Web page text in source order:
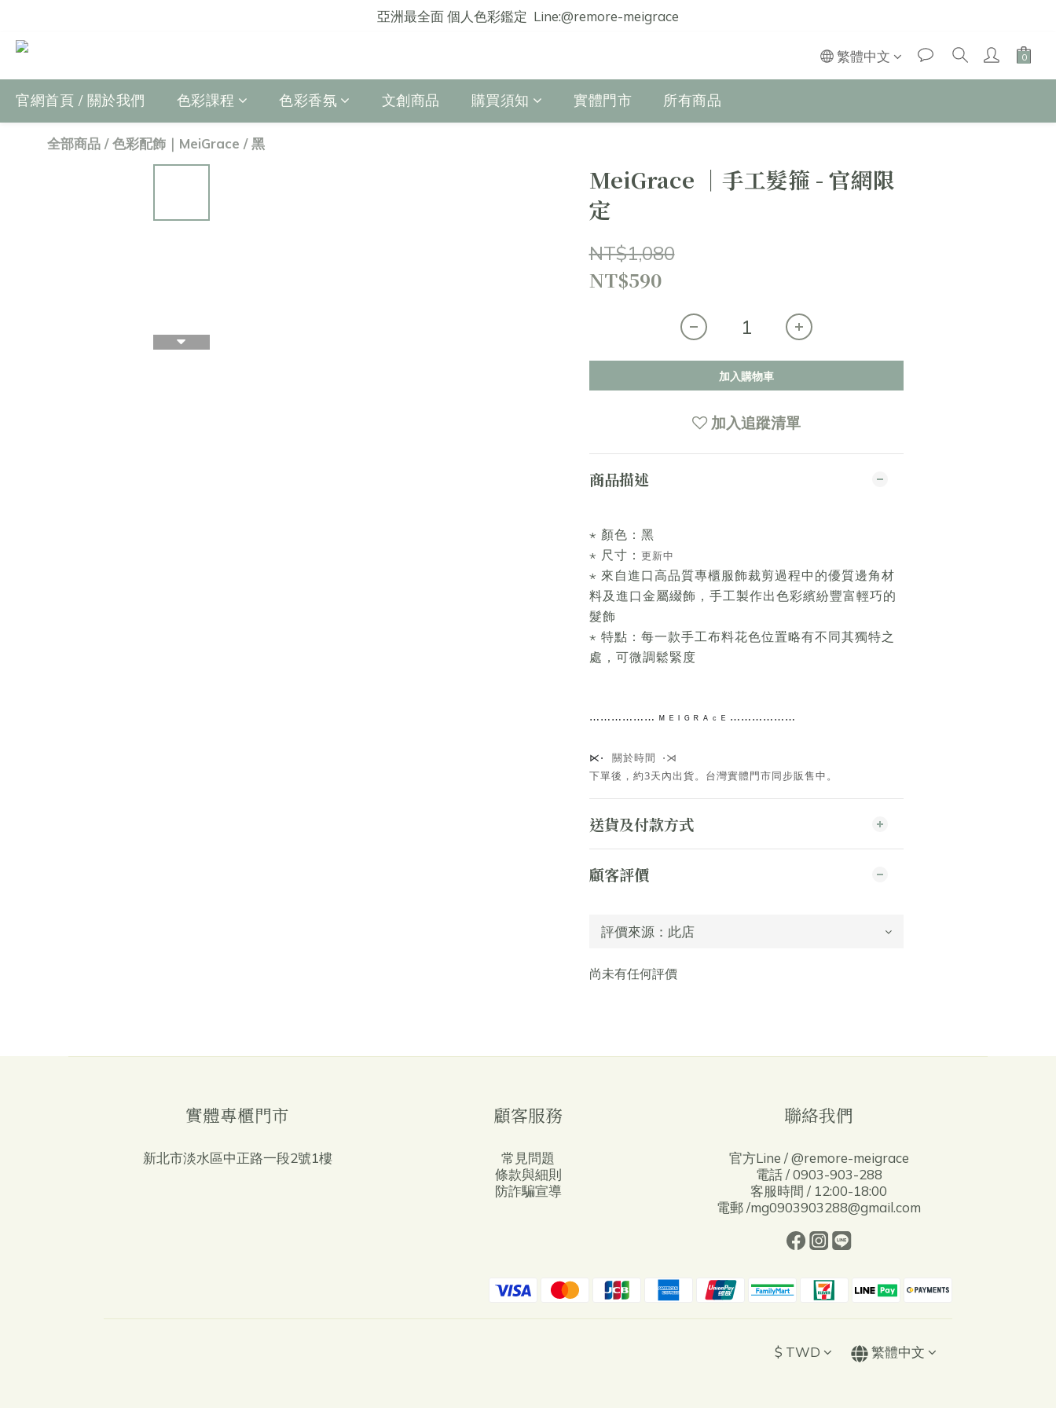
亞洲最全面 個人色彩鑑定  Line:@remore-meigrace
繁體中文
官網首頁 / 關於我們 色彩課程 色彩香氛 文創商品 購買須知 實體門市 所有商品
全部商品 /色彩配飾｜MeiGrace /黑
MeiGrace │手工髮箍 - 官網限
定
NT$1,080
NT$590
加入購物車
加入追蹤清單
商品描述
⋆ 顏色：黑
⋆ 尺寸： 更新中
⋆ 來自進口高品質專櫃服飾裁剪過程中的優質邊角材
料及進口金屬綴飾，手工製作出色彩繽紛豐富輕巧的
髮飾
⋆ 特點：每一款手工布料花色位置略有不同其獨特之
處，可微調鬆緊度
⋯⋯ ⋯⋯⋯⋯ ᴹ ᴱ ᴵ ᴳ ᴿ ᴬ ᶜ ᴱ ⋯⋯⋯⋯ ⋯⋯
⋉⋅ 關於時間 ⋅⋊
下單後，約3天內出貨。台灣實體門市同步販售中。
送貨及付款方式
顧客評價
尚未有任何評價
實體專櫃門市
新北市淡水區中正路一段2號1樓
顧客服務
常見問題
條款與細則
防詐騙宣導
聯絡我們
官方Line / @remore-meigrace
電話 / 0903-903-288
客服時間 / 12:00-18:00
電郵 /mg0903903288@gmail.com
$ TWD 繁體中文